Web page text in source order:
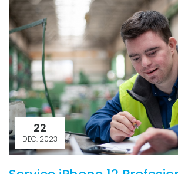
22
DEC. 2023